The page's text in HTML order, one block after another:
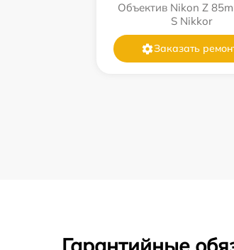
Объектив Nikon Z
S Nikkor
Заказать